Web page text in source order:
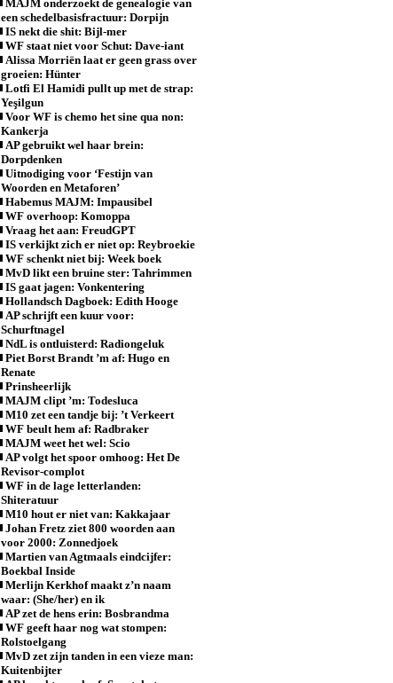
MAJM onderzoekt de genealogie van
een schedelbasisfractuur: Dorpijn
IS nekt die shit: Bijl-mer
WF staat niet voor Schut: Dave-iant
Alissa Morriën laat er geen grass over
groeien: Hünter
Lotfi El Hamidi pullt up met de strap:
Yeşilgun
Voor WF is chemo het sine qua non:
Kankerja
AP gebruikt wel haar brein:
Dorpdenken
Uitnodiging voor ‘Festijn van
Woorden en Metaforen’
Habemus MAJM: Impausibel
WF overhoop: Komoppa
Vraag het aan: FreudGPT
IS verkijkt zich er niet op: Reybroekie
WF schenkt niet bij: Week boek
MvD likt een bruine ster: Tahrimmen
IS gaat jagen: Vonkentering
Hollandsch Dagboek: Edith Hooge
AP schrijft een kuur voor:
Schurftnagel
NdL is ontluisterd: Radiongeluk
Piet Borst Brandt ’m af: Hugo en
Renate
Prinsheerlijk
MAJM clipt ’m: Todesluca
M10 zet een tandje bij: ’t Verkeert
WF beult hem af: Radbraker
MAJM weet het wel: Scio
AP volgt het spoor omhoog: Het De
Revisor-complot
WF in de lage letterlanden:
Shiteratuur
M10 hout er niet van: Kakkajaar
Johan Fretz ziet 800 woorden aan
voor 2000: Zonnedjoek
Martien van Agtmaals eindcijfer:
Boekbal Inside
Merlijn Kerkhof maakt z’n naam
waar: (She/her) en ik
AP zet de hens erin: Bosbrandma
WF geeft haar nog wat stompen:
Rolstoelgang
MvD zet zijn tanden in een vieze man:
Kuitenbijter